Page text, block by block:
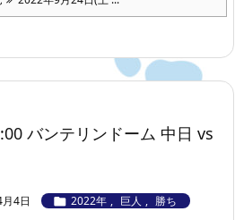
バンテリンドーム 中日 vs
4日  2022年 , 巨人 , 勝ち